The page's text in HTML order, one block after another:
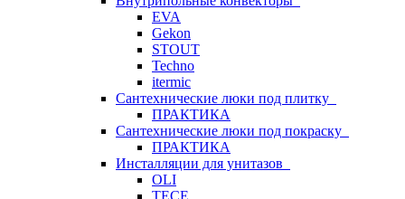
EVA
Gekon
STOUT
Techno
itermic
Сантехнические люки под плитку
ПРАКТИКА
Сантехнические люки под покраску
ПРАКТИКА
Инсталляции для унитазов
OLI
TECE